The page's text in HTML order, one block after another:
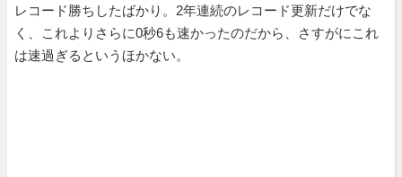
レコード勝ちしたばかり。2年連続のレコード更新だけでな
く、これよりさらに0秒6も速かったのだから、さすがにこれ
は速過ぎるというほかない。